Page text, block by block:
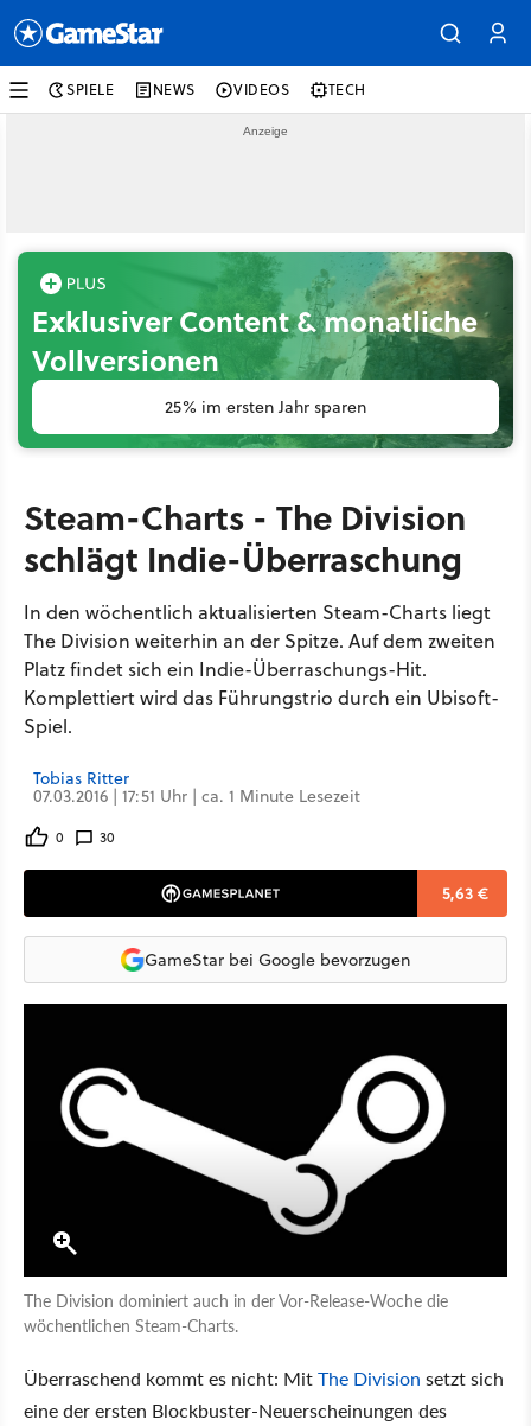
SPIELE NEWS VIDEOS TECH
Exklusiver Content & monatliche
Vollversionen
25% im ersten Jahr sparen
Steam-Charts - The Division
schlägt Indie-Überraschung
In den wöchentlich aktualisierten Steam-Charts liegt
The Division weiterhin an der Spitze. Auf dem zweiten
Platz findet sich ein Indie-Überraschungs-Hit.
Komplettiert wird das Führungstrio durch ein Ubisoft-
Spiel.
Tobias Ritter
07.03.2016 | 17:51 Uhr | ca. 1 Minute Lesezeit
0 30
5,63 €
GameStar bei Google bevorzugen
The Division dominiert auch in der Vor-Release-Woche die
wöchentlichen Steam-Charts.
Überraschend kommt es nicht: MitThe Division setzt sich
eine der ersten Blockbuster-Neuerscheinungen des